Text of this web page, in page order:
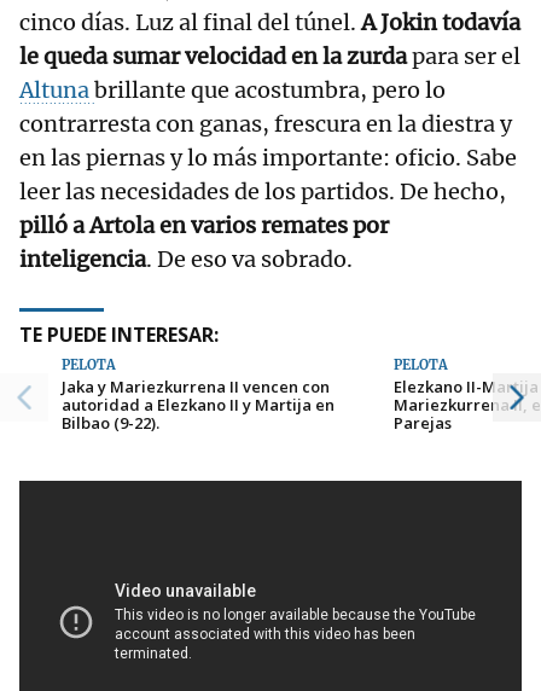
cinco días. Luz al final del túnel.A Jokin todavía
le queda sumar velocidad en la zurdapara ser el
Altunabrillante que acostumbra, pero lo
contrarresta con ganas, frescura en la diestra y
en las piernas y lo más importante: oficio. Sabe
leer las necesidades de los partidos. De hecho,
pilló a Artola en varios remates por
inteligencia. De eso va sobrado.
TE PUEDE INTERESAR:
PELOTA
Jaka y Mariezkurrena II vencen con
autoridad a Elezkano II y Martija en
Bilbao (9-22).
PELOTA
Elezkano II-Martija
Mariezkurrena II,
Parejas